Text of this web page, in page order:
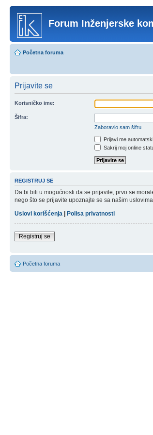
Forum Inženjerske
Početna foruma
Prijavite se
Korisničko ime:
Šifra:
Zaboravio sam šifru
Prijavi me
Sakrij moj online
REGISTRUJ SE
Da bi bili u mogućnosti da se prijavite, prvo se
nego što se prijavite upoznajte se sa našim
Uslovi korišćenja | Polisa privatnosti
Registruj se
Početna foruma